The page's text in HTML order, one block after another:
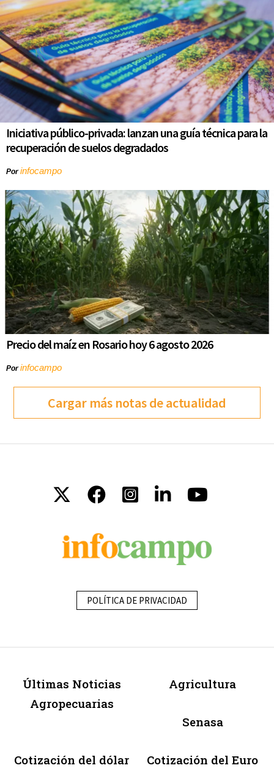
Iniciativa público-privada: lanzan una guía técnica para la
recuperación de suelos degradados
Porinfocampo
Precio del maíz en Rosario hoy 6 agosto 2026
Porinfocampo
Cargar más notas de actualidad
POLÍTICA DE PRIVACIDAD
Últimas Noticias
Agropecuarias
Agricultura
Senasa
Cotización del dólar Cotización del Euro